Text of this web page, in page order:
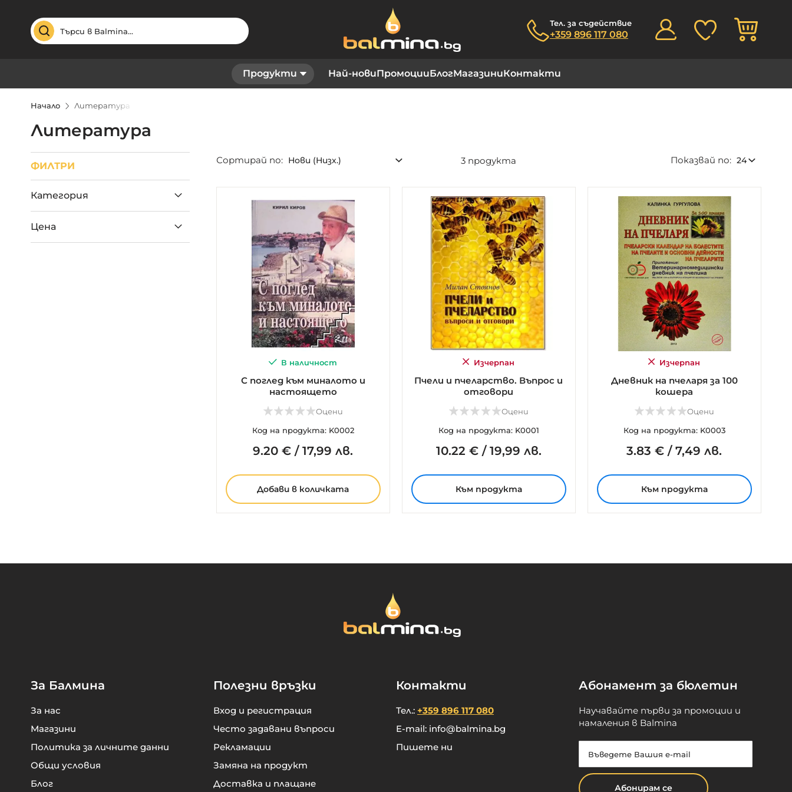
Търсене
Тел. за съдействие
+359 896 117 080
Продукти Най-новиПромоцииБлогМагазиниКонтакти
Начало Литература
Литература
Сортирай по 3 продукта Показвай по
В наличност
С поглед към миналото и
настоящето
Оцени
Код на продукта: K0002
9.20 € /17,99 лв.
Добави в количката
Изчерпан
Пчели и пчеларство. Въпрос и
отговори
Оцени
Код на продукта: K0001
10.22 €/ 19,99 лв.
Към продукта
Изчерпан
Дневник на пчеларя за 100
кошера
Оцени
Код на продукта: K0003
3.83 € /7,49 лв.
Към продукта
ФИЛТРИ
Категория
Цена
За Балмина
За нас
Магазини
Политика за личните данни
Общи условия
Блог
Полезни връзки
Вход и регистрация
Често задавани въпроси
Рекламации
Замяна на продукт
Доставка и плащане
Контакти
Тел.: +359 896 117 080
E-mail: info@balmina.bg
Пишете ни
Абонамент за бюлетин
Научавайте първи за промоции и
намаления в Balmina
Абонирам се